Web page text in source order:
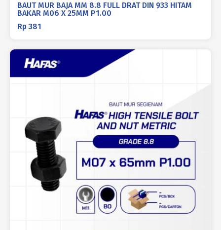
BAUT MUR BAJA MM 8.8 FULL DRAT DIN 933 HITAM
BAKAR M06 X 25MM P1.00
Rp 381